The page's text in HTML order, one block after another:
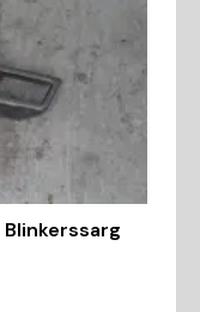
Blinkerssarg